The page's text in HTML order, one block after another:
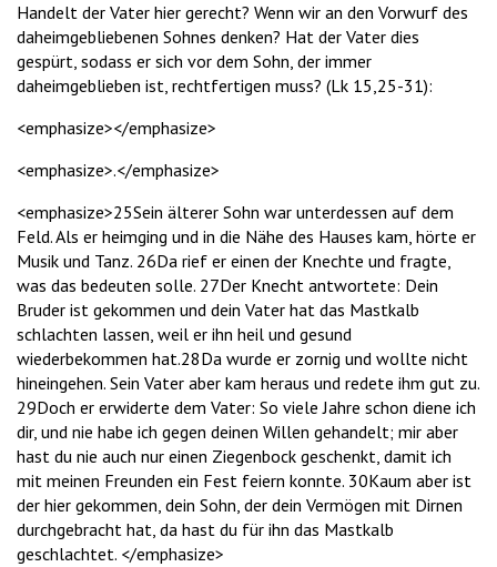
Handelt der Vater hier gerecht? Wenn wir an den Vorwurf des
daheimgebliebenen Sohnes denken? Hat der Vater dies
gespürt, sodass er sich vor dem Sohn, der immer
daheimgeblieben ist, rechtfertigen muss? (Lk 15,25-31):
<emphasize></emphasize>
<emphasize>.</emphasize>
<emphasize>25Sein älterer Sohn war unterdessen auf dem
Feld. Als er heimging und in die Nähe des Hauses kam, hörte er
Musik und Tanz. 26Da rief er einen der Knechte und fragte,
was das bedeuten solle. 27Der Knecht antwortete: Dein
Bruder ist gekommen und dein Vater hat das Mastkalb
schlachten lassen, weil er ihn heil und gesund
wiederbekommen hat.28Da wurde er zornig und wollte nicht
hineingehen. Sein Vater aber kam heraus und redete ihm gut zu.
29Doch er erwiderte dem Vater: So viele Jahre schon diene ich
dir, und nie habe ich gegen deinen Willen gehandelt; mir aber
hast du nie auch nur einen Ziegenbock geschenkt, damit ich
mit meinen Freunden ein Fest feiern konnte. 30Kaum aber ist
der hier gekommen, dein Sohn, der dein Vermögen mit Dirnen
durchgebracht hat, da hast du für ihn das Mastkalb
geschlachtet. </emphasize>